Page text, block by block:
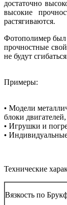
достаточно
высокие
растягиваются.
Фотополимер был
прочностные
не будут
Примеры:
• Модели
блоки
• Игрушки и
•
Технические
Вязкость по